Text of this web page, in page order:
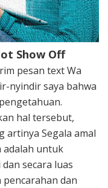
Show Off
pesan text Wa
nyindir saya bahwa
hal tersebut,
artinya Segala amal
adalah untuk
secara luas
dan